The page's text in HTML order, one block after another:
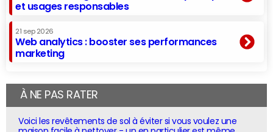
et usages responsables
21 sep 2026
Web analytics : booster ses performances
marketing
À NE PAS RATER
Voici les revêtements de sol à éviter si vous voulez une